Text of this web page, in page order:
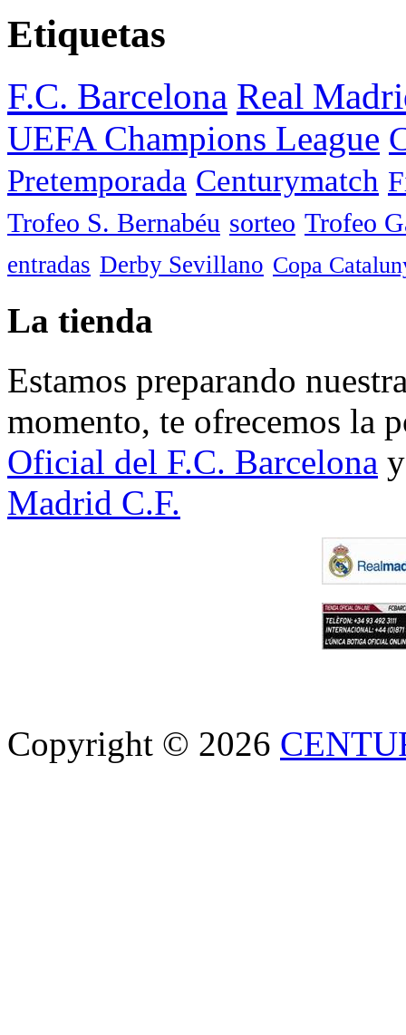
Etiquetas
F.C. Barcelona Real
UEFA Champions League
Pretemporada Centurymatch
Trofeo S. Bernabéu sorteo Trofeo
entradas Derby Sevillano Copa
La tienda
Estamos preparando
momento, te ofrecemos la
Oficial del F.C. Barcelona
Madrid C.F.
Copyright © 2026